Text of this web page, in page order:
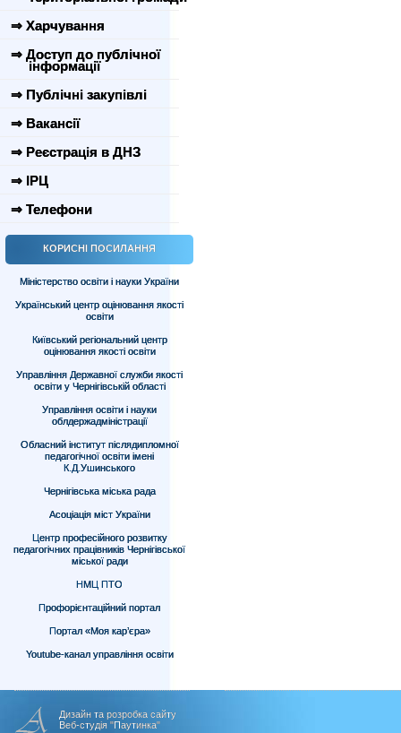
⇒ Харчування
⇒ Доступ до публічної
інформації
⇒ Публічні закупівлі
⇒ Вакансії
⇒ Реєстрація в ДНЗ
⇒ ІРЦ
⇒ Телефони
КОРИСНІ ПОСИЛАННЯ
Міністерство освіти і науки України
Український центр оцінювання якості
освіти
Київський регіональний центр
оцінювання якості освіти
Управління Державної служби якості
освіти у Чернігівській області
Управління освіти і науки
облдержадміністрації
Обласний інститут післядипломної
педагогічної освіти імені
К.Д.Ушинського
Чернігівська міська рада
Асоціація міст України
Центр професійного розвитку
педагогічних працівників Чернігівської
міської ради
НМЦ ПТО
Профорієнтаційний портал
Портал «Моя кар’єра»
Youtube-канал управління освіти
Дизайн та розробка сайту
Веб-студія "Паутинка"